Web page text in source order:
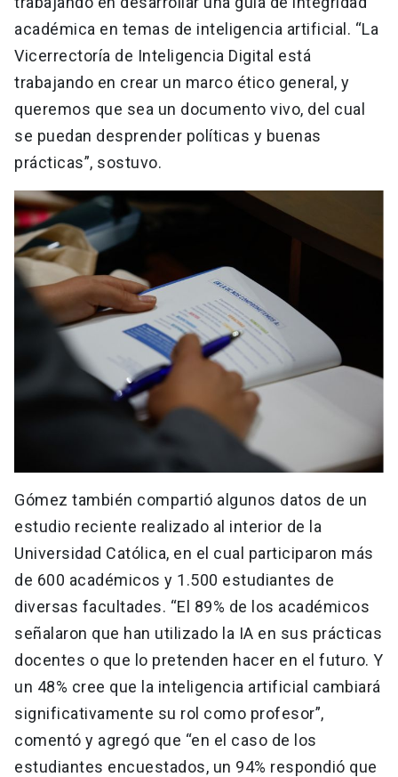
académica en temas de inteligencia artificial. “La
Vicerrectoría de Inteligencia Digital está
trabajando en crear un marco ético general, y
queremos que sea un documento vivo, del cual
se puedan desprender políticas y buenas
prácticas”, sostuvo.
Gómez también compartió algunos datos de un
estudio reciente realizado al interior de la
Universidad Católica, en el cual participaron más
de 600 académicos y 1.500 estudiantes de
diversas facultades. “El 89% de los académicos
señalaron que han utilizado la IA en sus prácticas
docentes o que lo pretenden hacer en el futuro. Y
un 48% cree que la inteligencia artificial cambiará
significativamente su rol como profesor”,
comentó y agregó que “en el caso de los
estudiantes encuestados, un 94% respondió que